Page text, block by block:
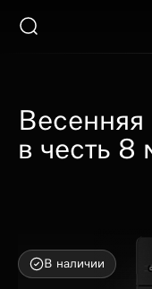
в честь 8
В наличии